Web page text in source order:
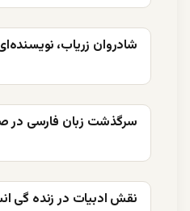
شادروان زریاب،
سرگذشت زبان فارسی در
نقش ادبیات در زنده گی